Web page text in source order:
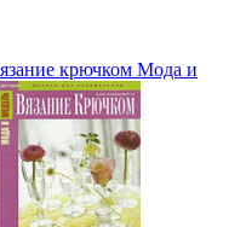
крючком Мода и